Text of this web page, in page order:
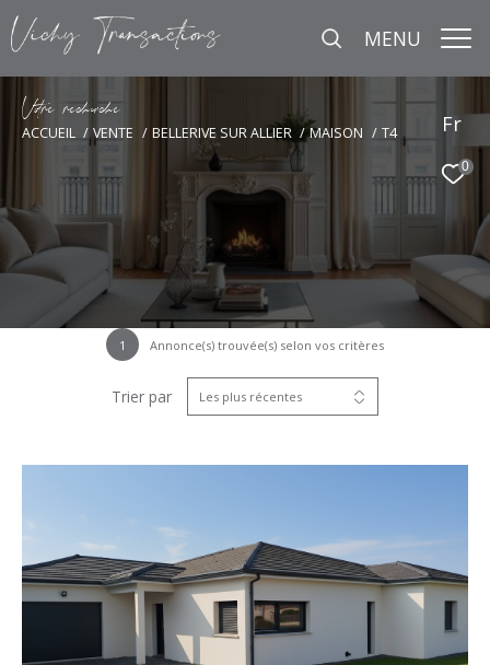
Fr
0
MENU
Vore recece
ACCUEIL VENTE BELLERIVE SUR ALLIER MAISON T4
1 Annonce(s) trouvée(s) selon vos critères
Trier par Les plus récentes